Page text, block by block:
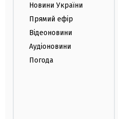
Новини України
Прямий ефір
Відеоновини
Аудіоновини
Погода